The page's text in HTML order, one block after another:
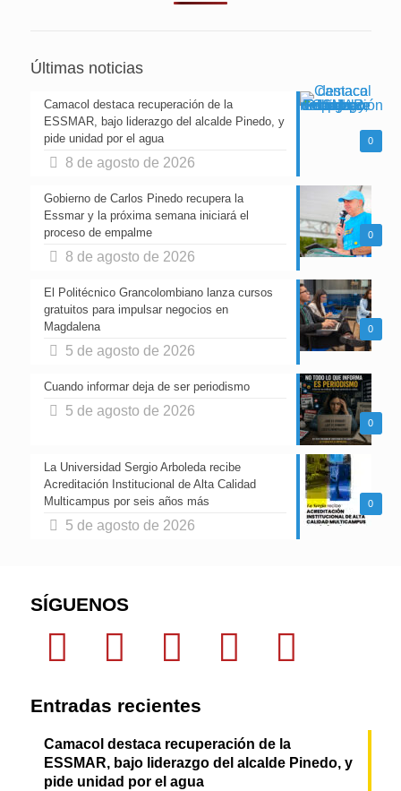
Últimas noticias
0
Camacol destaca recuperación de la
ESSMAR, bajo liderazgo del alcalde Pinedo, y
pide unidad por el agua
8 de agosto de 2026
0
Gobierno de Carlos Pinedo recupera la
Essmar y la próxima semana iniciará el
proceso de empalme
8 de agosto de 2026
0
El Politécnico Grancolombiano lanza cursos
gratuitos para impulsar negocios en
Magdalena
5 de agosto de 2026
0
Cuando informar deja de ser periodismo
5 de agosto de 2026
0
La Universidad Sergio Arboleda recibe
Acreditación Institucional de Alta Calidad
Multicampus por seis años más
5 de agosto de 2026
SÍGUENOS
Entradas recientes
Camacol destaca recuperación de la
ESSMAR, bajo liderazgo del alcalde Pinedo, y
pide unidad por el agua